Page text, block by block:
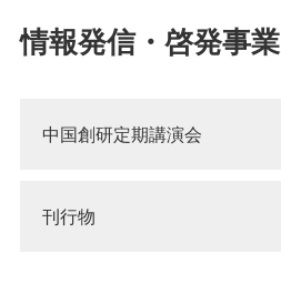
情報発信・啓発事業
中国創研定期講演会
刊行物